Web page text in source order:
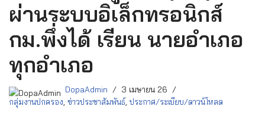
ผ่านระบบอิเล็กทรอนิกส์
กม.พึ่งได้ เรียน นายอำเภอ
ทุกอำเภอ
DopaAdmin
3 เมษายน 26
กลุ่มงานปกครอง ข่าวประชาสัมพันธ์, ประกาศ/ระเบียบ/ดาวน์โหลด